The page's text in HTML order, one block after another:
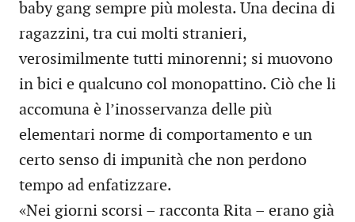
baby gang sempre più molesta. Una decina di
ragazzini, tra cui molti stranieri,
verosimilmente tutti minorenni; si muovono
in bici e qualcuno col monopattino. Ciò che li
accomuna è l’inosservanza delle più
elementari norme di comportamento e un
certo senso di impunità che non perdono
tempo ad enfatizzare.
«Nei giorni scorsi – racconta Rita – erano già